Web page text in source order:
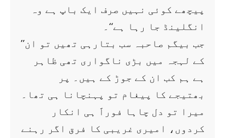
پیچھے کوئی نہیں صرف ایک باپ ہے وہ
انگلینڈ جا رہا ہے‘‘۔
’’جب بیگم صاحبہ سب بتارہی تھیں تو ان
کے لہجہ میں بڑی ناگواری تھی ظاہر
ہے ہم کب ان کے جوڑ کے ہیں۔ پر
بھتیجے کا پیغام تو پہنچانا ہی تھا۔
میرا تو دل چاہا فوراََ ہی انکار
کردوں، امیری غریبی کا فرق اگر رہنے